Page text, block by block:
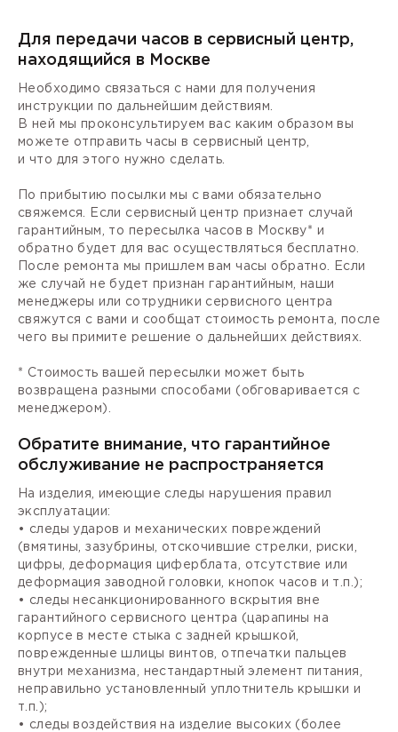
Для передачи часов в сервисный центр,
находящийся в Москве
Необходимо связаться с нами для получения
инструкции по дальнейшим действиям.
В ней мы проконсультируем вас каким образом вы
можете отправить часы в сервисный центр,
и что для этого нужно сделать.
По прибытию посылки мы с вами обязательно
свяжемся. Если сервисный центр признает случай
гарантийным, то пересылка часов в Москву* и
обратно будет для вас осуществляться бесплатно.
После ремонта мы пришлем вам часы обратно. Если
же случай не будет признан гарантийным, наши
менеджеры или сотрудники сервисного центра
свяжутся с вами и сообщат стоимость ремонта, после
чего вы примите решение о дальнейших действиях.
* Стоимость вашей пересылки может быть
возвращена разными способами (обговаривается с
менеджером).
Обратите внимание, что гарантийное
обслуживание не распространяется
На изделия, имеющие следы нарушения правил
эксплуатации:
• следы ударов и механических повреждений
(вмятины, зазубрины, отскочившие стрелки, риски,
цифры, деформация циферблата, отсутствие или
деформация заводной головки, кнопок часов и т.п.);
• следы несанкционированного вскрытия вне
гарантийного сервисного центра (царапины на
корпусе в месте стыка с задней крышкой,
поврежденные шлицы винтов, отпечатки пальцев
внутри механизма, нестандартный элемент питания,
неправильно установленный уплотнитель крышки и
т.п.);
• следы воздействия на изделие высоких (более